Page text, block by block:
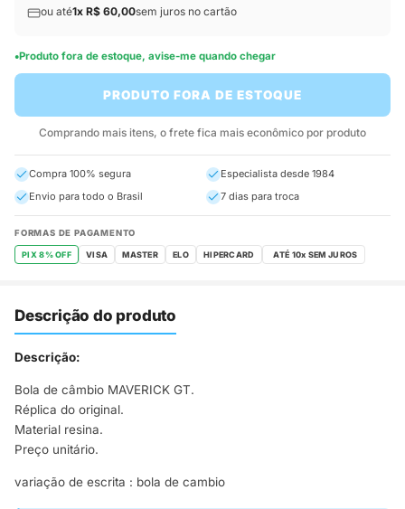
ou até1x R$ 60,00sem juros no cartão
Produto fora de estoque, avise-me quando chegar
PRODUTO FORA DE ESTOQUE
Comprando mais itens, o frete fica mais econômico por produto
Compra 100% segura
Especialista desde 1984
Envio para todo o Brasil
7 dias para troca
FORMAS DE PAGAMENTO
PIX 8% OFF VISA MASTER ELO HIPERCARD
Descrição do produto
Descrição:
Bola de câmbio MAVERICK GT.
Réplica do original.
Material resina.
Preço unitário.
variação de escrita : bola de cambio